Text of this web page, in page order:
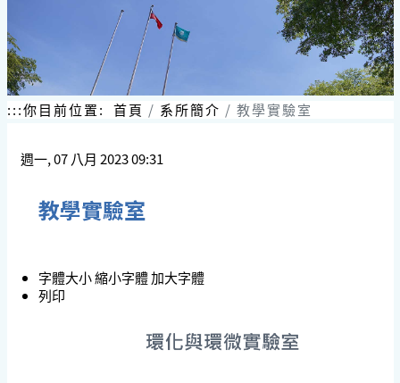
:::你目前位置: 首頁 系所簡介 教學實驗室
週一, 07 八月 2023 09:31
教學實驗室
字體大小縮小字體加大字體
列印